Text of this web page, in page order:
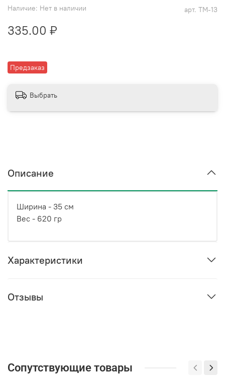
арт. ТМ-13
Наличие: Нет в наличии
Предзаказ
335.00 ₽
Выбрать
Описание
Ширина - 35 см
Вес - 620 гр
Характеристики
Отзывы
Сопутствующие товары